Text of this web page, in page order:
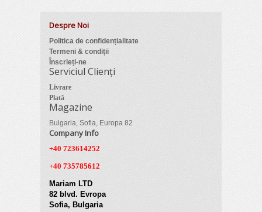
Despre Noi
Politica de confidențialitate
Termeni & condiții
Înscrieți-ne
Serviciul Clienți
Livrare
Plată
Magazine
Bulgaria, Sofia, Europa 82
Company Info
+40 723614252
+40 735785612
Mariam LTD
82 blvd. Evropa
Sofia, Bulgaria